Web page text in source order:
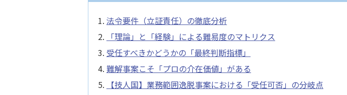
法令要件（立証責任）の徹底分析
「理論」と「経験」による難易度のマトリクス
受任すべきかどうかの「最終判断指標」
難解事案こそ「プロの介在価値」がある
【技人国】業務範囲逸脱事案における「受任可否」の分岐点